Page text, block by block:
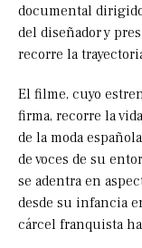
documental
del diseñador y
recorre la
El filme, cuyo
firma, recorre la
de la moda
de voces de su
se adentra en
desde su infancia
cárcel franquista